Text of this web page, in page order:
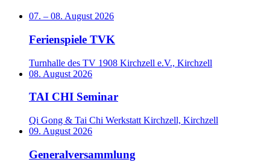
07. – 08. August 2026
Ferienspiele TVK
Turnhalle des TV 1908 Kirchzell e.V., Kirchzell
08. August 2026
TAI CHI Seminar
Qi Gong & Tai Chi Werkstatt Kirchzell, Kirchzell
09. August 2026
Generalversammlung